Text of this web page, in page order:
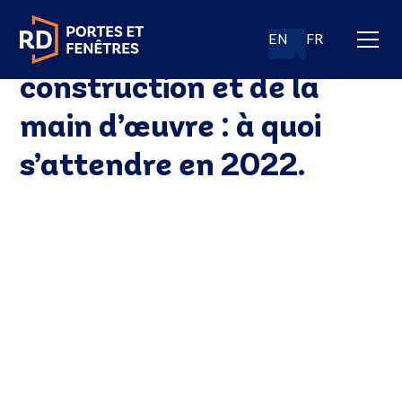
EN FR
Coût des matériaux de
construction et de la
main d’œuvre : à quoi
s’attendre en 2022.